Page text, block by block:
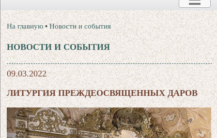
На главную •Новости и события
НОВОСТИ И СОБЫТИЯ
09.03.2022
ЛИТУРГИЯ ПРЕЖДЕОСВЯЩЕННЫХ ДАРОВ